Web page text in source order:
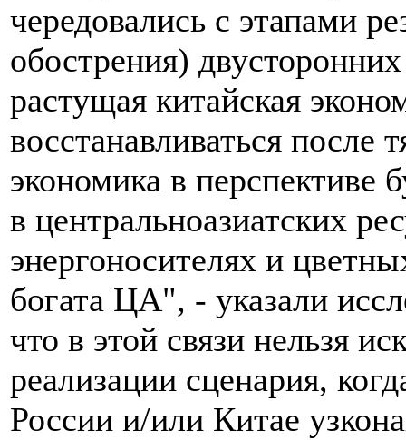
чередовались с этапами
обострения)
растущая китайская
восстанавливаться после
экономика в перспективе
в центральноазиатских
энергоносителях и
богата ЦА", - указали
что в этой связи нельзя
реализации сценария,
России и/или Китае